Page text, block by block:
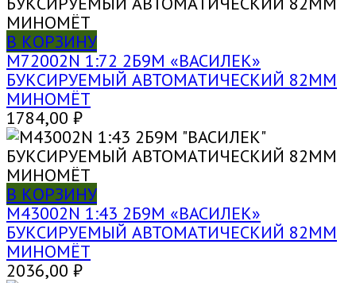
В КОРЗИНУ
M72002N 1:72 2Б9М «ВАСИЛЕК»
БУКСИРУЕМЫЙ АВТОМАТИЧЕСКИЙ 82ММ
МИНОМЁТ
1784,00 ₽
В КОРЗИНУ
M43002N 1:43 2Б9М «ВАСИЛЕК»
БУКСИРУЕМЫЙ АВТОМАТИЧЕСКИЙ 82ММ
МИНОМЁТ
2036,00 ₽